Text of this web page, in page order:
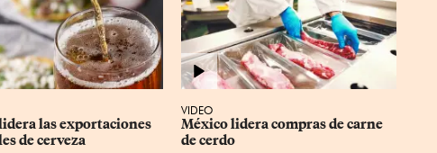
las exportaciones
de cerveza
VIDEO
México lidera compras de carne
de cerdo